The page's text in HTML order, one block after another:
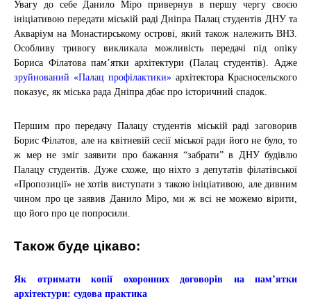
Увагу до себе Данило Міро привернув в першу чергу своєю
ініціативою передати міській раді Дніпра Палац студентів ДНУ та
Акваріум на Монастирському острові, який також належить ВНЗ.
Особливу тривогу викликала можливість передачі під опіку
Бориса Філатова памʼятки архітектури (Палац студентів). Адже
зруйнований «Палац профілактики» архітектора Красносельского
показує, як міська рада Дніпра дбає про історичний спадок.
Першим про передачу Палацу студентів міській раді заговорив
Борис Філатов, але на квітневій сесії міської ради його не було, то
ж мер не зміг заявити про бажання “забрати” в ДНУ будівлю
Палацу студентів. Дуже схоже, що ніхто з депутатів філатівської
«Пропозиції» не хотів виступати з такою ініціативою, але дивним
чином про це заявив Данило Міро, ми ж всі не можемо вірити,
що його про це попросили.
Також буде цікаво:
Як отримати копії охоронних договорів на пам’ятки
архітектури: судова практика